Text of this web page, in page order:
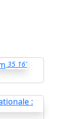
35 16'